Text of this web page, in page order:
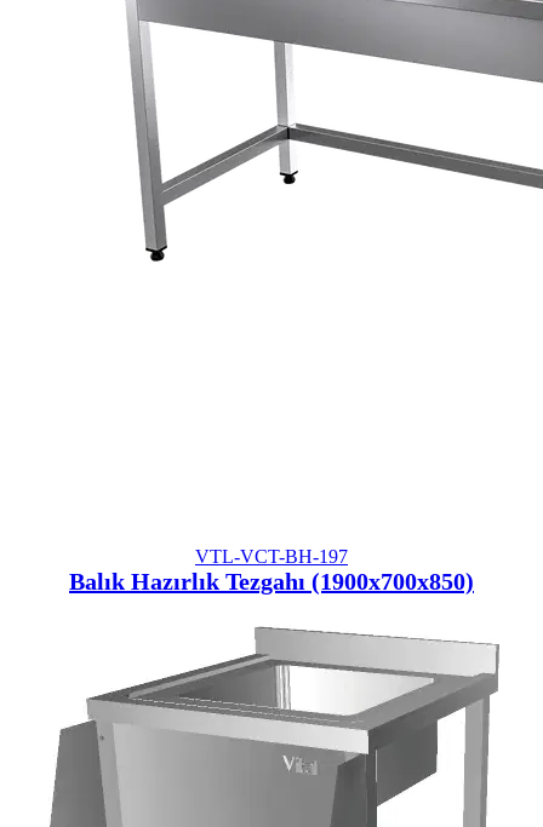
VTL-VCT-BH-197
Balık Hazırlık Tezgahı (1900x700x850)